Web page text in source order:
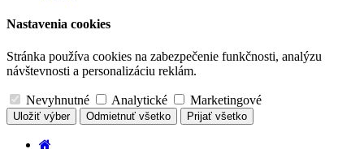
Nastavenia cookies
Stránka používa cookies na zabezpečenie funkčnosti, analýzu
návštevnosti a personalizáciu reklám.
Nevyhnutné Analytické Marketingové
Uložiť výber Odmietnuť všetko Prijať všetko